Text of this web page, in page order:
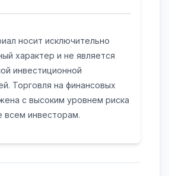
носит исключительно
характер и не является
инвестиционной
Торговля на финансовых
с высоким уровнем риска
всем инвесторам.